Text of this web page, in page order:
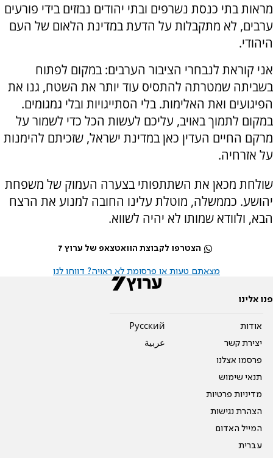
מראות בתי כנסת נשרפים ובתי יהודים נבזזים בידי פורעים
ערבים, לא מתקבלות על הדעת במדינת הלאום של העם
היהודי.
אני קוראת לנבחרי הציבור הערבים: במקום לפתוח
בשביתה שמטרתה להתסיס עוד יותר את השטח, גנו את
הפיגועים ואת האלימות. בלי הסתייגויות ובלי גמגומים.
במקום לתמוך באויב, עליכם לעשות הכל כדי לשמור על
מרקם החיים העדין כאן במדינת ישראל, שזכיתם להימנות
על אזרחיה.
שולחת מכאן את השתתפותי בצערה העמוק של משפחת
יהושע. כממשלה, מוטלת עלינו החובה למנוע את הרצח
הבא, ולוודא שמותו לא יהיה לשווא.
הצטרפו לקבוצת הוואטצאפ של ערוץ 7
מצאתם טעות או פרסומת לא ראויה? דווחו לנו
פנו אלינו
אודות
יצירת קשר
פרסמו אצלנו
תנאי שימוש
מדיניות פרטיות
הצהרת נגישות
המייל האדום
עברית
Pусский
عربية